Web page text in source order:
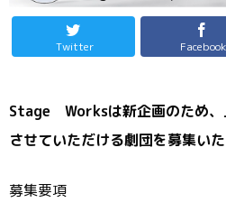
Twitter Facebook
Stage Worksは新企画のため、
させていただける劇団を募集いた
募集要項